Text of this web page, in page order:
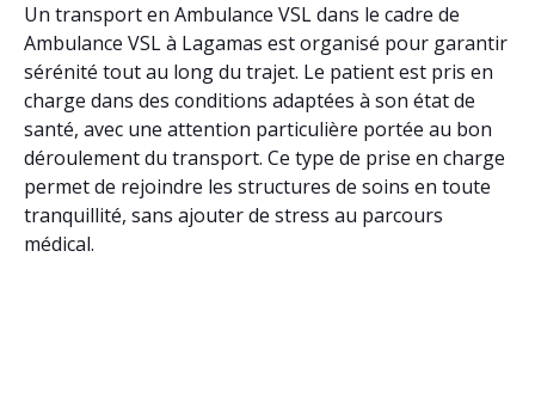
Un transport en Ambulance VSL dans le cadre de
Ambulance VSL à Lagamas est organisé pour garantir
sérénité tout au long du trajet. Le patient est pris en
charge dans des conditions adaptées à son état de
santé, avec une attention particulière portée au bon
déroulement du transport. Ce type de prise en charge
permet de rejoindre les structures de soins en toute
tranquillité, sans ajouter de stress au parcours
médical.